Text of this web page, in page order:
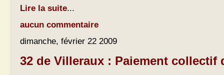
Lire la suite...
aucun commentaire
dimanche, février 22 2009
32 de Villeraux : Paiement collectif